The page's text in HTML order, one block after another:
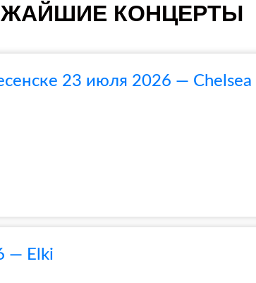
КОНЦЕРТЫ
23 июля 2026 — Chelsea
— Elki